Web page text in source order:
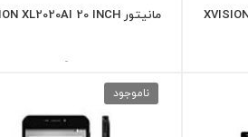
مانیتور XVISION XL2020AI 20 INCH
-
ناموجود